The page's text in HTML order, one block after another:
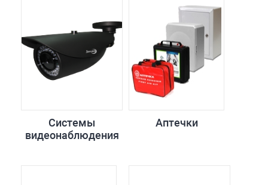
Системы
видеонаблюдения
Аптечки